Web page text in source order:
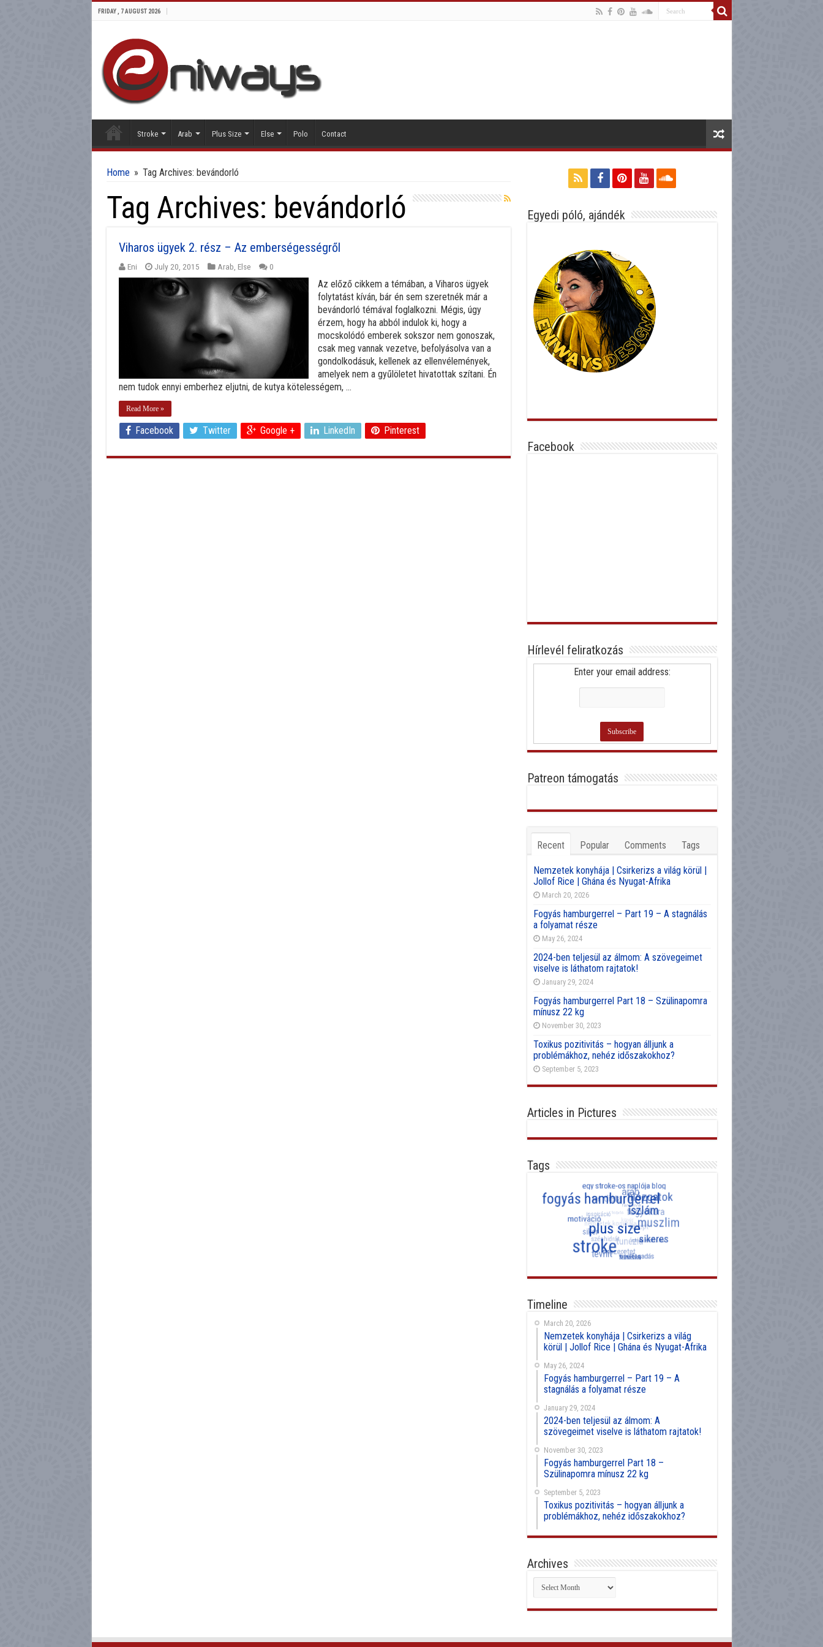
FRIDAY , 7 AUGUST 2026
Stroke Arab Plus Size Else Polo Contact
Home » Tag Archives: bevándorló
Tag Archives: bevándorló
Viharos ügyek 2. rész – Az emberségességről
Eni July 20, 2015 Arab Else 0
Az előző cikkem a témában, a Viharos ügyek
folytatást kíván, bár én sem szeretnék már a
bevándorló témával foglalkozni. Mégis, úgy
érzem, hogy ha abból indulok ki, hogy a
mocskolódó emberek sokszor nem gonoszak,
csak meg vannak vezetve, befolyásolva van a
gondolkodásuk, kellenek az ellenvélemények,
amelyek nem a gyűlöletet hivatottak szítani. Én
nem tudok ennyi emberhez eljutni, de kutya kötelességem, ...
Read More »
Facebook Twitter Google + LinkedIn Pinterest
Egyedi póló, ajándék
Facebook
Hírlevél feliratkozás
Enter your email address:
Patreon támogatás
Recent Popular Comments Tags
Nemzetek konyhája | Csirkerizs a világ körül |
Jollof Rice | Ghána és Nyugat-Afrika
March 20, 2026
Fogyás hamburgerrel – Part 19 – A stagnálás
a folyamat része
May 26, 2024
2024-ben teljesül az álmom: A szövegeimet
viselve is láthatom rajtatok!
January 29, 2024
Fogyás hamburgerrel Part 18 – Szülinapomra
mínusz 22 kg
November 30, 2023
Toxikus pozitivitás – hogyan álljunk a
problémákhoz, nehéz időszakokhoz?
September 5, 2023
Articles in Pictures
Tags
Timeline
March 20, 2026
Nemzetek konyhája | Csirkerizs a világ
körül | Jollof Rice | Ghána és Nyugat-Afrika
May 26, 2024
Fogyás hamburgerrel – Part 19 – A
stagnálás a folyamat része
January 29, 2024
2024-ben teljesül az álmom: A
szövegeimet viselve is láthatom rajtatok!
November 30, 2023
Fogyás hamburgerrel Part 18 –
Szülinapomra mínusz 22 kg
September 5, 2023
Toxikus pozitivitás – hogyan álljunk a
problémákhoz, nehéz időszakokhoz?
Archives
Archives